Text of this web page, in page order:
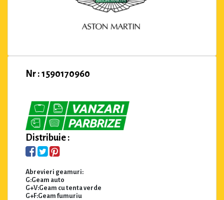
Nr : 1590170960
Distribuie :
Abrevieri geamuri:
G:Geam auto
G+V:Geam cu tenta verde
G+F:Geam fumuriu